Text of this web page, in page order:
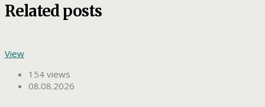
Related posts
View
154 views
08.08.2026